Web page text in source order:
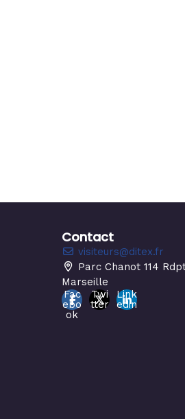
Contact
visiteurs@ditex.fr
Parc Chanot 114
Marseille
Fac
ebo
ok
Twi
tter
Link
edin